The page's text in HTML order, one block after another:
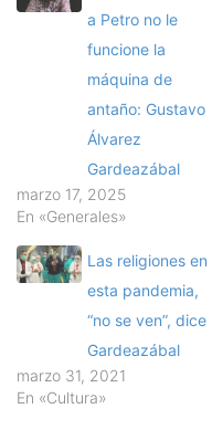
a Petro no le
funcione la
máquina de
antaño: Gustavo
Álvarez
Gardeazábal
marzo 17, 2025
En «Generales»
Las religiones en
esta pandemia,
“no se ven”, dice
Gardeazábal
marzo 31, 2021
En «Cultura»